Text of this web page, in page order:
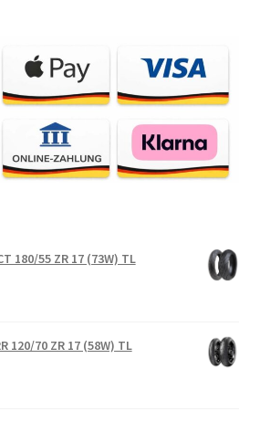
180/55 ZR 17 (73W) TL
120/70 ZR 17 (58W) TL